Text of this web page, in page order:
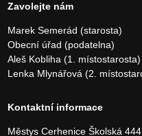
Zavolejte nám
Marek Semerád (starosta)
Obecní úřad (podatelna)
Aleš Kobliha (1. místostarosta)
Lenka Mlynářová (2.
Kontaktní informace
Městys CerheniceŠkolská 444